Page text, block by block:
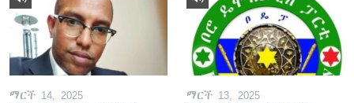
ማርች 14, 2025 ማርች 13, 2025